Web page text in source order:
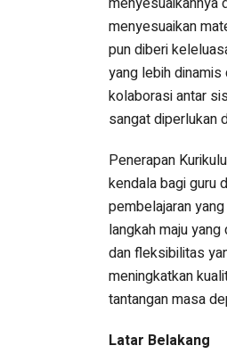
menyesuaikan
pun diberi
yang lebih
kolaborasi antar
sangat diperlukan
Penerapan
kendala bagi guru
pembelajaran
langkah maju
dan fleksibilitas
meningkatkan
tantangan masa
Latar Belakang